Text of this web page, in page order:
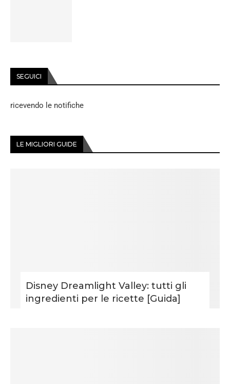
SEGUICI
ricevendo le notifiche
LE MIGLIORI GUIDE
Disney Dreamlight Valley: tutti gli
ingredienti per le ricette [Guida]